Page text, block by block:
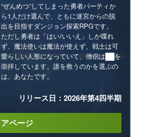
“ぜんめつ”してしまった勇者パーティか
ら1人だけ選んで、ともに迷宮からの脱
出を目指すダンジョン探索RPGです。
ただし勇者は「はい/いいえ」しか喋れ
ず、魔法使いは魔法が使えず、戦士は可
愛らしい人形になっていて、僧侶は██を
崇拝しています。誰を救うのかを選ぶの
は、あなたです。
リリース日：2026年第4四半期
ページ